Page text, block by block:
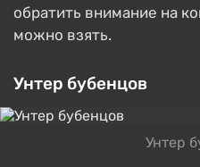
обратить внимание на
можно взять.
Унтер бубенцов
Унтер